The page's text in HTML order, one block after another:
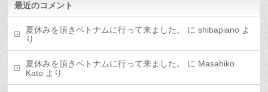
最近のコメント
夏休みを頂きベトナムに行って来ました。 にshibapiano よ
り
夏休みを頂きベトナムに行って来ました。 に Masahiko
Kato より